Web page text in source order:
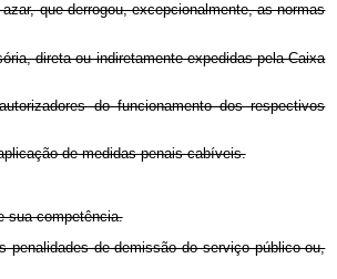
que derrogou, excepcionalmente, as normas
direta ou indiretamente expedidas pela Caixa
do funcionamento dos respectivos
de medidas penais cabíveis.
sua competência.
penalidades de demissão do serviço público ou,